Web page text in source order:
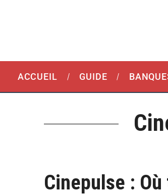
ACCUEIL GUIDE
Cinepulse :